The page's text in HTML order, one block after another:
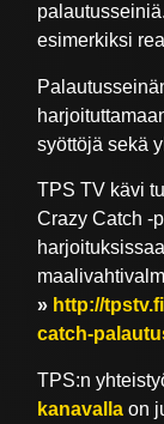
esimerkiksi
syöttöjä sekä
TPS TV kävi
Crazy Catch -
» http://
catch-
TPS:n
kanavalla on